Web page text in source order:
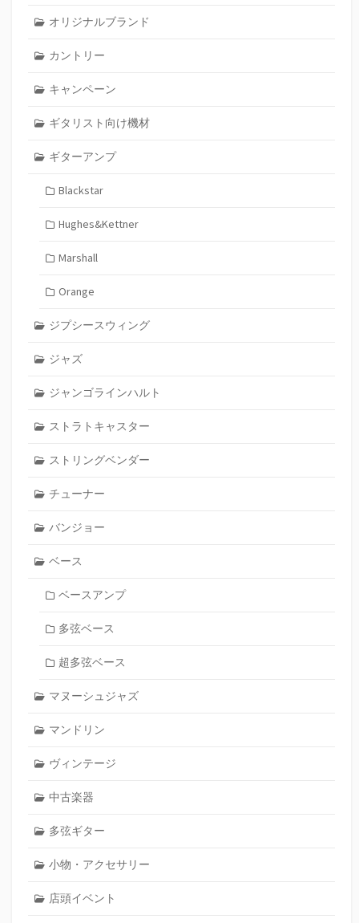
オリジナルブランド
カントリー
キャンペーン
ギタリスト向け機材
ギターアンプ
Blackstar
Hughes&Kettner
Marshall
Orange
ジプシースウィング
ジャズ
ジャンゴラインハルト
ストラトキャスター
ストリングベンダー
チューナー
バンジョー
ベース
ベースアンプ
多弦ベース
超多弦ベース
マヌーシュジャズ
マンドリン
ヴィンテージ
中古楽器
多弦ギター
小物・アクセサリー
店頭イベント